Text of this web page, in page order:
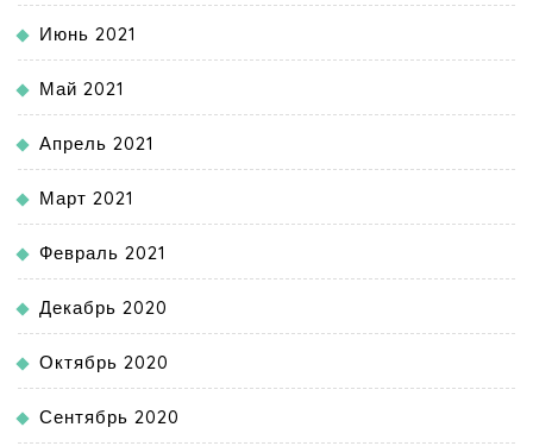
Июнь 2021
Май 2021
Апрель 2021
Март 2021
Февраль 2021
Декабрь 2020
Октябрь 2020
Сентябрь 2020